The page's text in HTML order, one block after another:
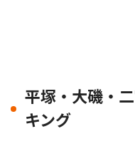
平塚・大磯・
キング